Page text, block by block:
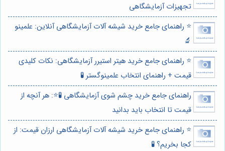
تجهیزات آزمایشگاهی
⭐️ راهنمای جامع خرید شیشه آلات آزمایشگاهی آنلاین: علمینو
🔬
⭐️ راهنمای جامع خرید هیتر استیرر آزمایشگاهی: نکات کلیدی
قیمت + راهنمای انتخاب علمینوگستر 🧪
راهنمای جامع خرید چشم شوی آزمایشگاهی 🧪⭐️: هر آنچه از
قیمت تا انتخاب باید بدانید
⭐️ راهنمای جامع خرید شیشه آلات آزمایشگاهی ارزان قیمت: از
کجا بخریم؟ 🧪